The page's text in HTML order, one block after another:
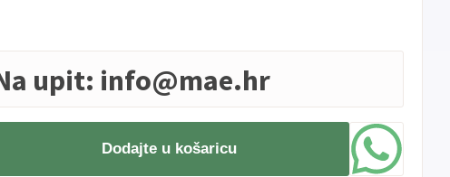
upit: info@mae.hr
Dodajte u košaricu